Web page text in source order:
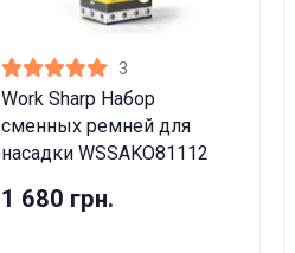
3
Work Sharp Набор
сменных ремней для
насадки WSSAKO81112
1 680 грн.